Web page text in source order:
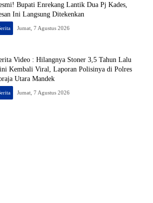
Bupati Enrekang Lantik Dua Pj Kades,
Ini Langsung Ditekenkan
Jumat, 7 Agustus 2026
Video : Hilangnya Stoner 3,5 Tahun Lalu
Kembali Viral, Laporan Polisinya di Polres
Utara Mandek
Jumat, 7 Agustus 2026